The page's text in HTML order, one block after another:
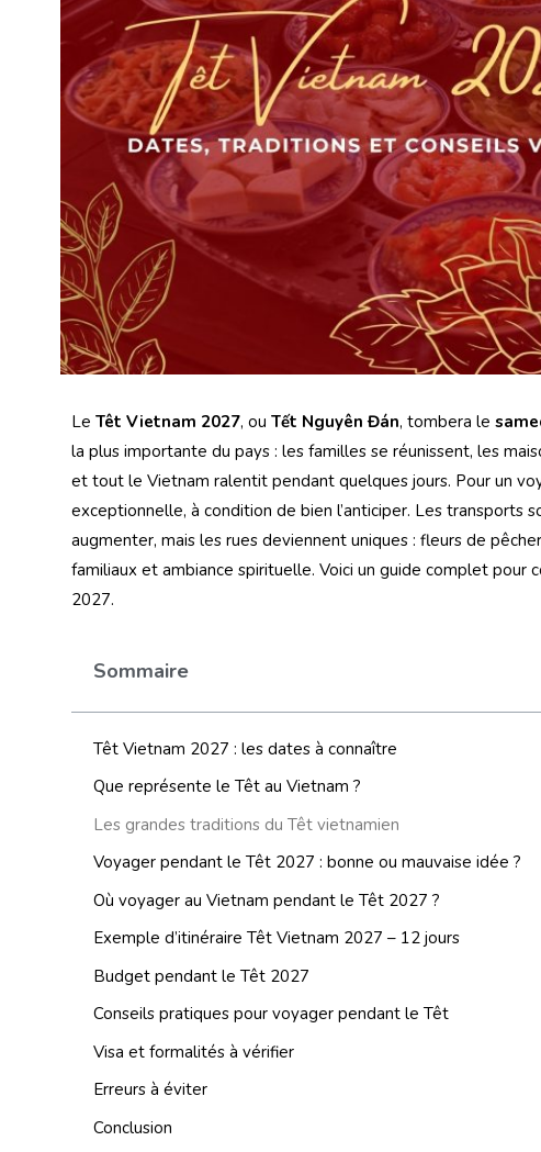
Le Têt Vietnam 2027, ou Tết Nguyên Đán, tombera le
la plus importante du pays : les familles se réunissent, les
et tout le Vietnam ralentit pendant quelques jours. Pour un
exceptionnelle, à condition de bien l’anticiper. Les
augmenter, mais les rues deviennent uniques : fleurs de
familiaux et ambiance spirituelle. Voici un guide complet
2027.
Sommaire
Têt Vietnam 2027 : les dates à connaître
Que représente le Têt au Vietnam ?
Les grandes traditions du Têt vietnamien
Voyager pendant le Têt 2027 : bonne ou mauvaise idée ?
Où voyager au Vietnam pendant le Têt 2027 ?
Exemple d’itinéraire Têt Vietnam 2027 – 12 jours
Budget pendant le Têt 2027
Conseils pratiques pour voyager pendant le Têt
Visa et formalités à vérifier
Erreurs à éviter
Conclusion